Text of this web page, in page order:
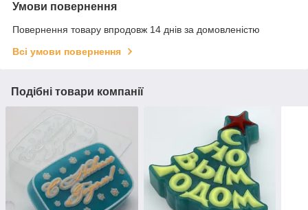
Умови повернення
Повернення товару впродовж 14 днів за домовленістю
Всі умови повернення
Подібні товари компанії